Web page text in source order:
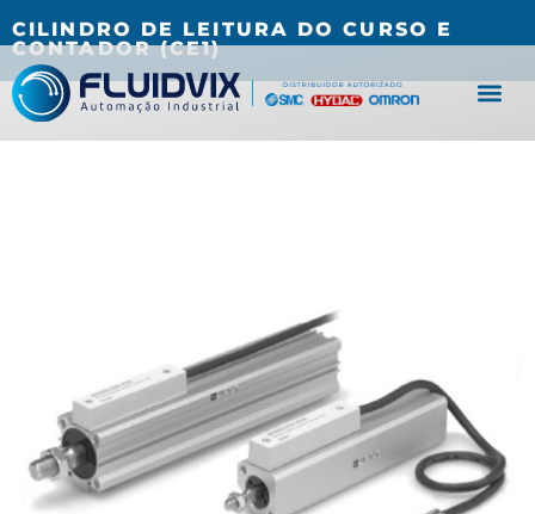
(27) 3067-0001 fluidvix@fluidvix.com.br
CILINDRO DE LEITURA DO CURSO E
CONTADOR (CE1)